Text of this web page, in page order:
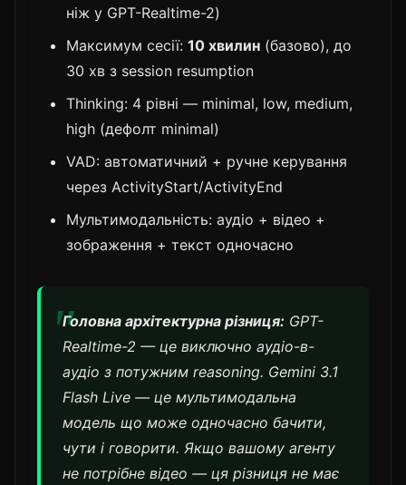
ніж у GPT-Realtime-2)
Максимум сесії: 10 хвилин (базово), до
30 хв з session resumption
Thinking: 4 рівні — minimal, low, medium,
high (дефолт minimal)
VAD: автоматичний + ручне керування
через ActivityStart/ActivityEnd
Мультимодальність: аудіо + відео +
зображення + текст одночасно
Головна архітектурна різниця: GPT-
Realtime-2 — це виключно аудіо-в-
аудіо з потужним reasoning. Gemini 3.1
Flash Live — це мультимодальна
модель що може одночасно бачити,
чути і говорити. Якщо вашому агенту
не потрібне відео — ця різниця не має